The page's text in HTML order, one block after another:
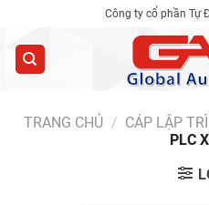
content
Công ty cổ phần Tự
TRANG CHỦ / CÁP LẬP
PLC